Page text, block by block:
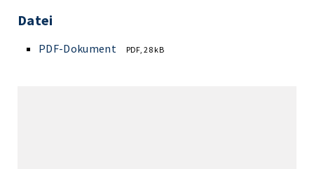
Datei
PDF-Dokument PDF, 28 kB